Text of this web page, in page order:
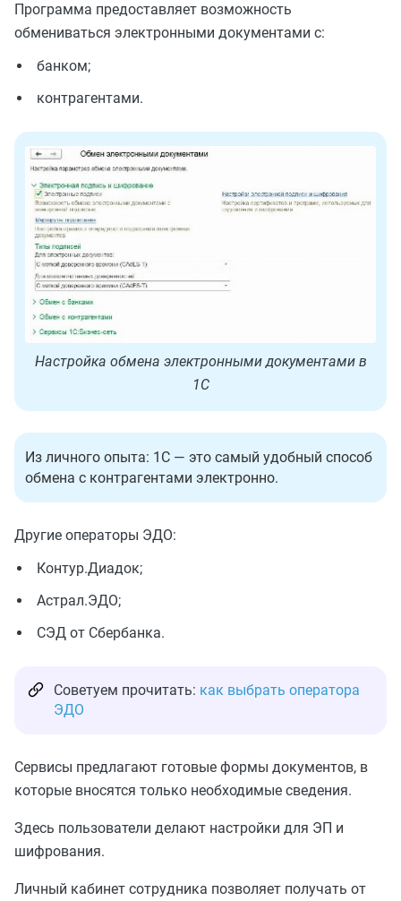
Программа предоставляет возможность
обмениваться электронными документами с:
банком;
контрагентами.
Настройка обмена электронными документами в
1С
Из личного опыта: 1С — это самый удобный способ
обмена с контрагентами электронно.
Другие операторы ЭДО:
Контур.Диадок;
Астрал.ЭДО;
СЭД от Сбербанка.
Советуем прочитать: как выбрать оператора
ЭДО
Сервисы предлагают готовые формы документов, в
которые вносятся только необходимые сведения.
Здесь пользователи делают настройки для ЭП и
шифрования.
Личный кабинет сотрудника позволяет получать от